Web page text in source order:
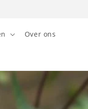
Over ons